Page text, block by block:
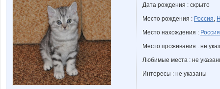
Дата рождения : скрыто
Место рождения : Россия,
Место нахождения : Россия
Место проживания : не
Любимые места : не
Интересы : не указаны